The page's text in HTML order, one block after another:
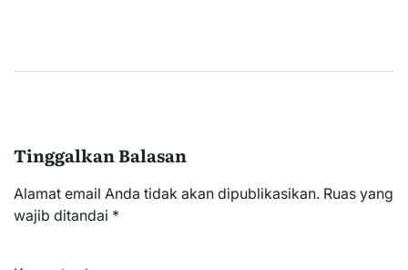
Tinggalkan Balasan
Alamat email Anda tidak akan dipublikasikan. Ruas yang
wajib ditandai *